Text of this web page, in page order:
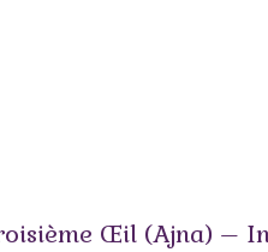
Œil (Ajna) –